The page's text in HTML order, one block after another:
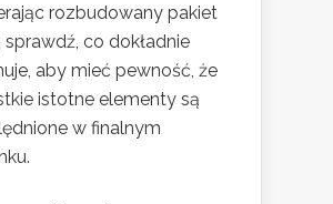
rozbudowany pakiet
sprawdź, co dokładnie
aby mieć pewność, że
istotne elementy są
w finalnym